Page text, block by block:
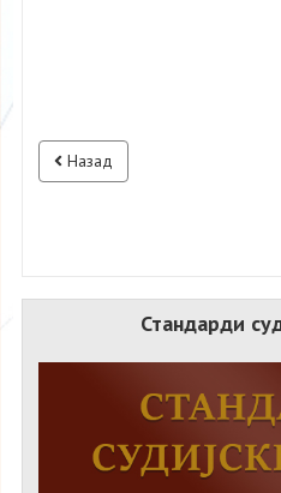
Назад
Стандарди